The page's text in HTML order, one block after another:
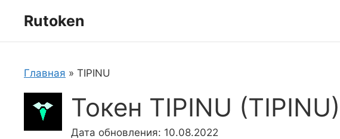
Rutoken
Главная » TIPINU
Токен TIPINU (TIPINU)
Дата обновления: 10.08.2022